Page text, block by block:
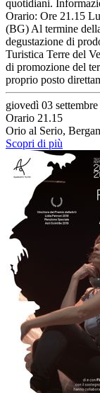
quotidiani.
Orario: Ore 21.15
(BG) Al termine
degustazione di
Turistica Terre del
di promozione del
proprio posto
giovedì 03
Orario 21.15
Orio al Serio,
Scopri di più